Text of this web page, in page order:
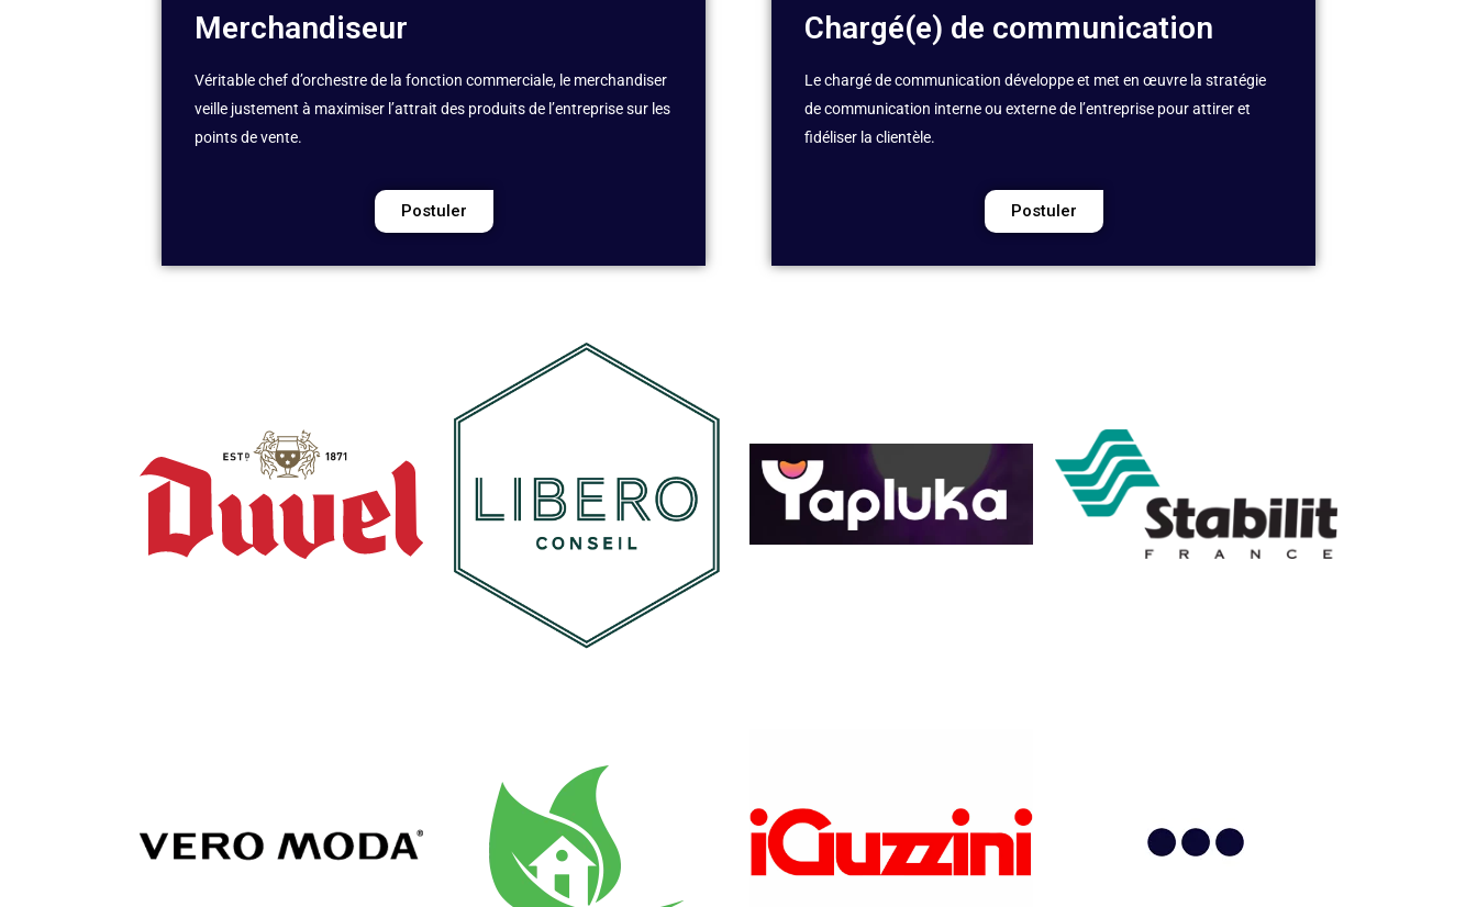
Merchandiseur
Véritable chef d’orchestre de la fonction commerciale, le merchandiser
veille justement à maximiser l’attrait des produits de l’entreprise sur les
points de vente.
Postuler
Chargé(e) de communication
Le chargé de communication développe et met en œuvre la stratégie
de communication interne ou externe de l’entreprise pour attirer et
fidéliser la clientèle.
Postuler